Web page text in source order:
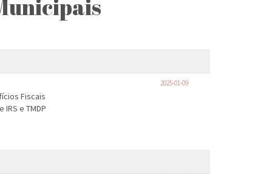
Fiscais
e TMDP
2025-01-09